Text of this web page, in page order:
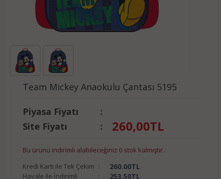
Team Mickey Anaokulu Çantası 5195
Piyasa Fiyatı
:
Site Fiyatı
: 260,00TL
Bu ürünü indirimli alabileceğiniz 0 stok kalmıştır.
Kredi Kartı ile Tek Çekim : 260.00TL
Havale ile İndirimli : 253.50TL